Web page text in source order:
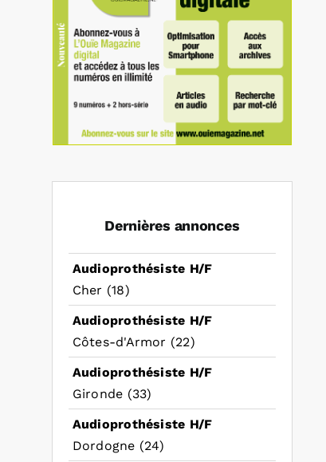
Dernières annonces
Audioprothésiste H/F
Cher (18)
Audioprothésiste H/F
Côtes-d'Armor (22)
Audioprothésiste H/F
Gironde (33)
Audioprothésiste H/F
Dordogne (24)